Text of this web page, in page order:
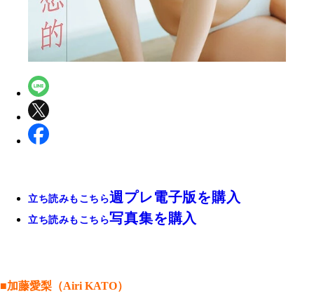
立ち読みもこちら週プレ電子版を購入
立ち読みもこちら写真集を購入
■加藤愛梨（Airi KATO）